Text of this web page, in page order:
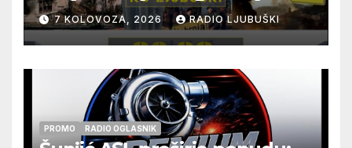
pogibije generala Blaža
Kraljevića i osmorice
pripadnika HOS-a
7 KOLOVOZA, 2026 RADIO LJUBUŠKI
PROMO RADIO OGLASNIK